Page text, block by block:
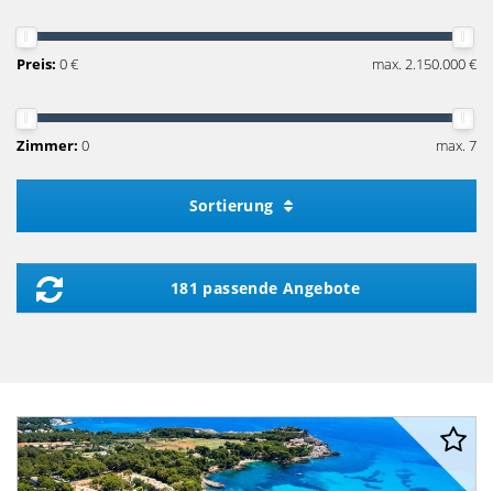
Preis: 0 € max. 2.150.000 €
Zimmer: 0 max. 7
Sortierung
181 passende Angebote